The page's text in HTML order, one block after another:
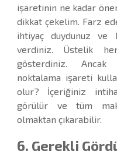
işaretinin ne kadar
dikkat çekelim. Farz
ihtiyaç duydunuz ve
verdiniz. Üstelik
gösterdiniz. Ancak
noktalama işareti
olur? İçeriğiniz
görülür ve tüm
olmaktan çıkarabilir.
6. Gerekli